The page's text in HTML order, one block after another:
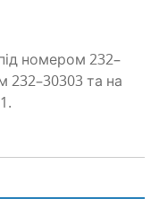
номе­ром 232–
232–30303 та на